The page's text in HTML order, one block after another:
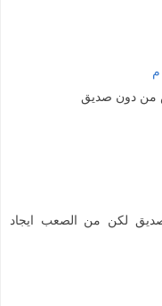
من دون صديق
لكن من الصعب ايجاد